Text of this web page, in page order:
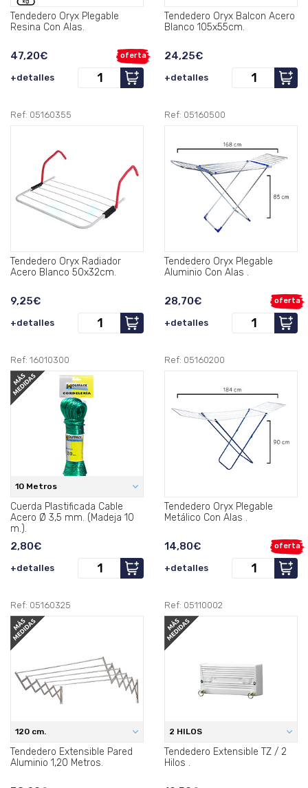
Tendedero Oryx Plegable
Resina Con Alas.
oferta
47,20€
+detalles
Tendedero Oryx Balcon Acero
Blanco 105x55cm.
24,25€
+detalles
Ref: 05160355
Tendedero Oryx Radiador
Acero Blanco 50x32cm.
9,25€
+detalles
Ref: 05160500
Tendedero Oryx Plegable
Aluminio Con Alas .
oferta
28,70€
+detalles
Ref: 16010300
10 Metros
Cuerda Plastificada Cable
Acero Ø 3,5 mm. (Madeja 10
m.).
2,80€
+detalles
Ref: 05160200
Tendedero Oryx Plegable
Metálico Con Alas .
oferta
14,80€
+detalles
Ref: 05160325
120 cm.
Tendedero Extensible Pared
Aluminio 1,20 Metros.
Ref: 05110002
2 HILOS
Tendedero Extensible TZ / 2
Hilos .